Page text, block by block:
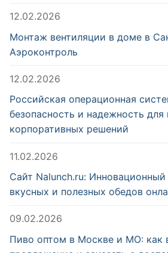
12.02.2026
Монтаж вентиляции в доме в
Аэроконтроль
12.02.2026
Российская операционная
безопасность и надежность для
корпоративных решений
11.02.2026
Сайт Nalunch.ru: Инновационный
вкусных и полезных обедов
09.02.2026
Пиво оптом в Москве и МО: как